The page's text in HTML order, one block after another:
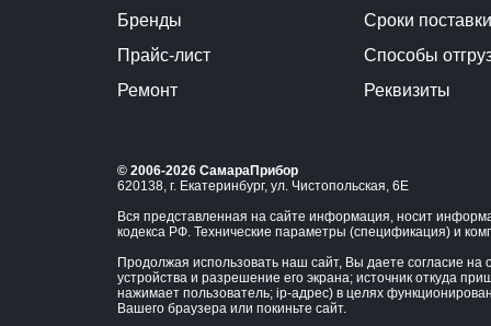
Бренды
Прайс-лист
Ремонт
Сроки поставки
Способы
Реквизиты
© 2006-2026 СамараПрибор
620138, г. Екатеринбург, ул. Чистопольская, 6Е
Вся представленная на сайте информация, носит
кодекса РФ. Технические параметры (спецификация) и
Продолжая использовать наш сайт, Вы даете согласие
устройства и разрешение его экрана; источник откуда
нажимает пользователь; ip-адрес) в целях
Вашего браузера или покиньте сайт.